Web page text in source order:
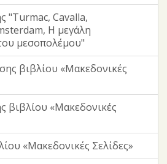
"Turmac, Cavalla,
Η μεγάλη
μεσοπολέμου"
βιβλίου «Μακεδονικές
βιβλίου «Μακεδονικές
«Μακεδονικές Σελίδες»